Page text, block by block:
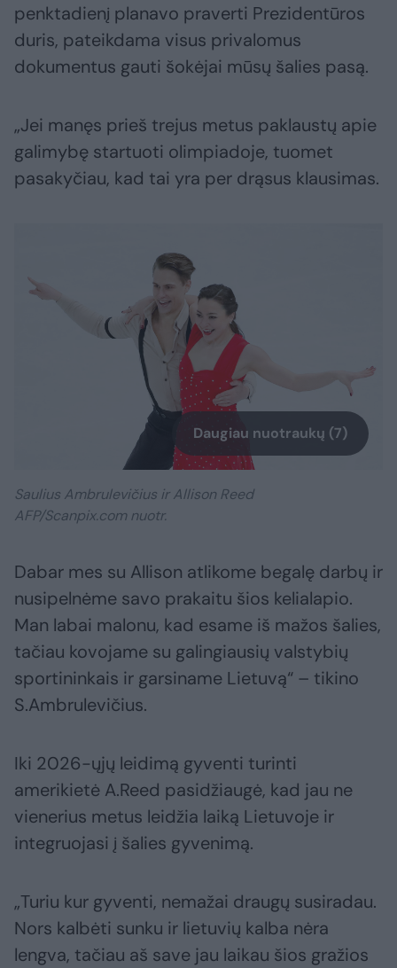
penktadienį planavo praverti Prezidentūros
duris, pateikdama visus privalomus
dokumentus gauti šokėjai mūsų šalies pasą.
„Jei manęs prieš trejus metus paklaustų apie
galimybę startuoti olimpiadoje, tuomet
pasakyčiau, kad tai yra per drąsus klausimas.
Daugiau nuotraukų (7)
Saulius Ambrulevičius ir Allison Reed
AFP/Scanpix.com nuotr.
Dabar mes su Allison atlikome begalę darbų ir
nusipelnėme savo prakaitu šios kelialapio.
Man labai malonu, kad esame iš mažos šalies,
tačiau kovojame su galingiausių valstybių
sportininkais ir garsiname Lietuvą“ – tikino
S.Ambrulevičius.
Iki 2026-ųjų leidimą gyventi turinti
amerikietė A.Reed pasidžiaugė, kad jau ne
vienerius metus leidžia laiką Lietuvoje ir
integruojasi į šalies gyvenimą.
„Turiu kur gyventi, nemažai draugų susiradau.
Nors kalbėti sunku ir lietuvių kalba nėra
lengva, tačiau aš save jau laikau šios gražios